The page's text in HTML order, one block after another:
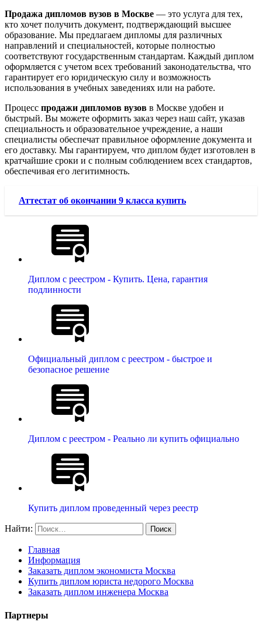
Продажа дипломов вузов в Москве — это услуга для тех,
кто хочет получить документ, подтверждающий высшее
образование. Мы предлагаем дипломы для различных
направлений и специальностей, которые полностью
соответствуют государственным стандартам. Каждый диплом
оформляется с учетом всех требований законодательства, что
гарантирует его юридическую силу и возможность
использования в учебных заведениях или на работе.
Процесс продажи дипломов вузов в Москве удобен и
быстрый. Вы можете оформить заказ через наш сайт, указав
специальность и образовательное учреждение, а наши
специалисты обеспечат правильное оформление документа и
его доставку. Мы гарантируем, что диплом будет изготовлен в
кратчайшие сроки и с полным соблюдением всех стандартов,
обеспечивая его легитимность.
Аттестат об окончании 9 класса купить
Диплом с реестром - Купить. Цена, гарантия
подлинности
Официальный диплом с реестром - быстрое и
безопасное решение
Диплом с реестром - Реально ли купить официально
Купить диплом проведенный через реестр
Найти:
Главная
Информация
Заказать диплом экономиста Москва
Купить диплом юриста недорого Москва
Заказать диплом инженера Москва
Партнеры